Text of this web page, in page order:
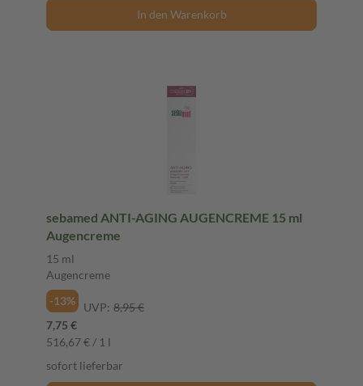
In den Warenkorb
sebamed ANTI-AGING AUGENCREME 15 ml
Augencreme
15 ml
Augencreme
-13%
UVP: 8,95 €
7,75 €
516,67 € / 1 l
sofort lieferbar